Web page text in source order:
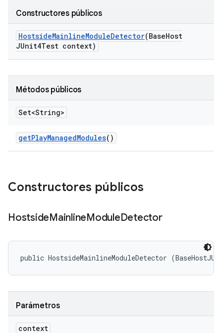
Constructores públicos
HostsideMainlineModuleDetector(BaseHost
JUnit4Test context)
Métodos públicos
Set<String>
getPlayManagedModules()
Constructores públicos
HostsideMainlineModuleDetector
public HostsideMainlineModuleDetector
Parámetros
context